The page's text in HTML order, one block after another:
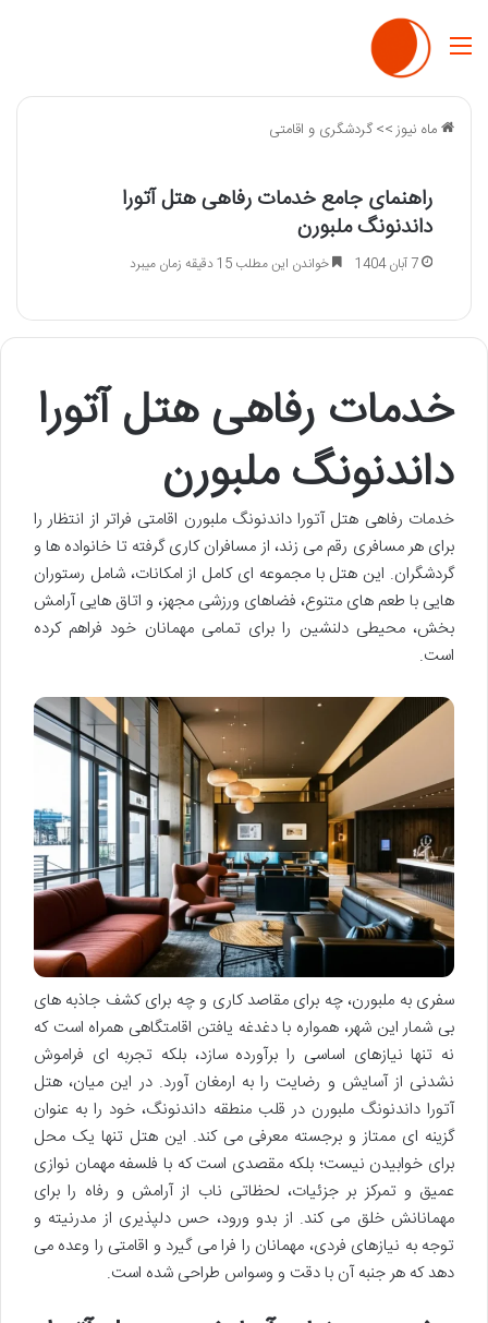
منو
ماه نیوز>>گردشگری و اقامتی
راهنمای جامع خدمات رفاهی هتل آتورا
داندنونگ ملبورن
7 آبان 1404 خواندن این مطلب 15 دقیقه زمان میبرد
خدمات رفاهی هتل آتورا
داندنونگ ملبورن
خدمات رفاهی هتل آتورا داندنونگ ملبورن اقامتی فراتر از انتظار را
برای هر مسافری رقم می زند، از مسافران کاری گرفته تا خانواده ها و
گردشگران. این هتل با مجموعه ای کامل از امکانات، شامل رستوران
هایی با طعم های متنوع، فضاهای ورزشی مجهز، و اتاق هایی آرامش
بخش، محیطی دلنشین را برای تمامی مهمانان خود فراهم کرده
است.
سفری به ملبورن، چه برای مقاصد کاری و چه برای کشف جاذبه های
بی شمار این شهر، همواره با دغدغه یافتن اقامتگاهی همراه است که
نه تنها نیازهای اساسی را برآورده سازد، بلکه تجربه ای فراموش
نشدنی از آسایش و رضایت را به ارمغان آورد. در این میان، هتل
آتورا داندنونگ ملبورن در قلب منطقه داندنونگ، خود را به عنوان
گزینه ای ممتاز و برجسته معرفی می کند. این هتل تنها یک محل
برای خوابیدن نیست؛ بلکه مقصدی است که با فلسفه مهمان نوازی
عمیق و تمرکز بر جزئیات، لحظاتی ناب از آرامش و رفاه را برای
مهمانانش خلق می کند. از بدو ورود، حس دلپذیری از مدرنیته و
توجه به نیازهای فردی، مهمانان را فرا می گیرد و اقامتی را وعده می
دهد که هر جنبه آن با دقت و وسواس طراحی شده است.